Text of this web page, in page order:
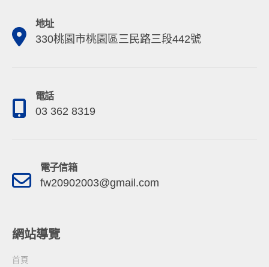
地址
330桃園市桃園區三民路三段442號
電話
03 362 8319
電子信箱
fw20902003@gmail.com
網站導覽
首頁